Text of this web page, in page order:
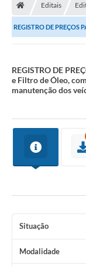
DIÁRIO OFICIAL DO
Carta de Serviços
Horário de
Consulta de
ITR - TERRA NUA
Fundo Social de
Gestão Atual
Editais
REGISTRO DE
REGISTRO DE
e Filtro de Óleo,
manutenção dos
Situação
Modalidade